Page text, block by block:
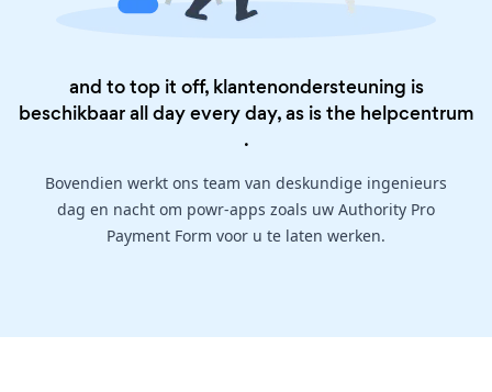
and to top it off, klantenondersteuning is
beschikbaar all day every day, as is the helpcentrum
.
Bovendien werkt ons team van deskundige ingenieurs
dag en nacht om powr-apps zoals uw Authority Pro
Payment Form voor u te laten werken.